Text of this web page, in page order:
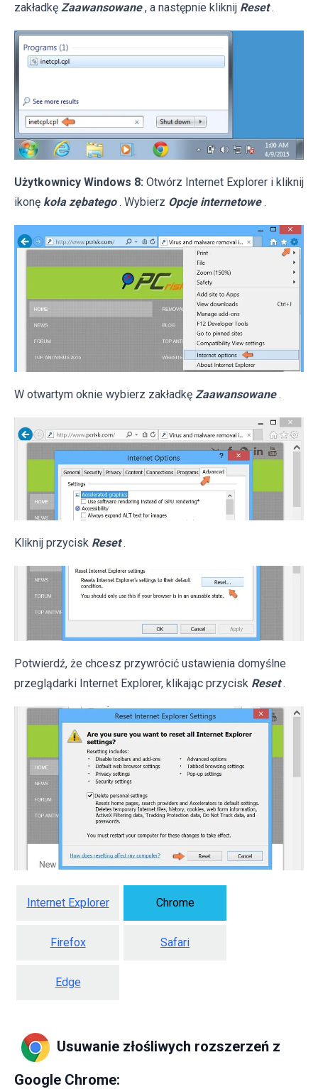
zakładkę Zaawansowane , a następnie kliknij Reset .
Użytkownicy Windows 8: Otwórz Internet Explorer i kliknij
ikonę koła zębatego . Wybierz Opcje internetowe .
W otwartym oknie wybierz zakładkę Zaawansowane .
Kliknij przycisk Reset .
Potwierdź, że chcesz przywrócić ustawienia domyślne
przeglądarki Internet Explorer, klikając przycisk Reset .
Internet Explorer Chrome
Firefox Safari
Edge
Usuwanie złośliwych rozszerzeń z
Google Chrome: